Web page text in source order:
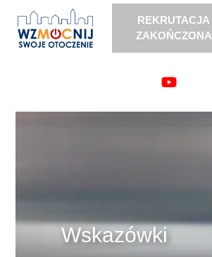
REKRUTACJA
ZAKOŃCZONA
Aktualności
O programie
Zasady udziału
Zgłoszenia
Wskazówki